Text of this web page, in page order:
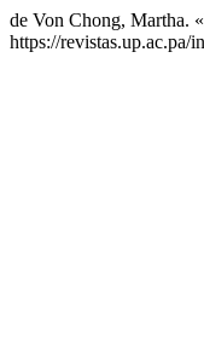
de Von Chong, Martha.
https://revistas.up.ac.pa/